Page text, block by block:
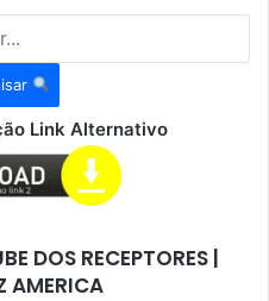
Link Alternativo
DOS RECEPTORES |
AMERICA